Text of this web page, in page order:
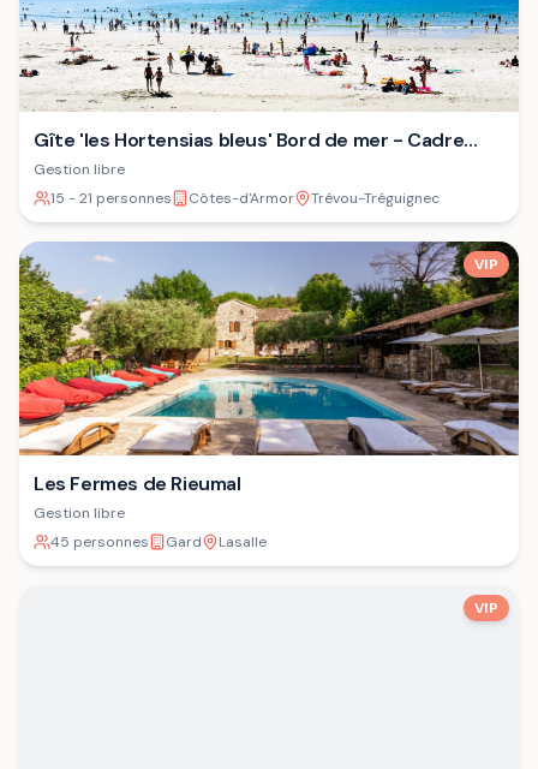
Gîte 'les Hortensias bleus' Bord de mer - Cadre
verdoyant - Plage
Gestion libre
15 - 21 personnes
Côtes-d'Armor Trévou-Tréguignec
VIP
Les Fermes de Rieumal
Gestion libre
45 personnes
Gard Lasalle
VIP